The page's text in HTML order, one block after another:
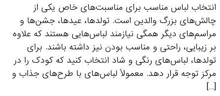
انتخاب لباس مناسب برای مناسبت‌های خاص یکی از
چالش‌های بزرگ والدین است. تولدها، عیدها، جشن‌ها و
مراسم‌های دیگر همگی نیازمند لباس‌هایی هستند که علاوه
بر زیبایی، راحتی و مناسب بودن نیز داشته باشند. برای
تولدها، لباس‌های رنگی و شاد انتخاب کنید که کودک را در
مرکز توجه قرار دهد. معمولاً لباس‌های با طرح‌های جذاب و
[…]